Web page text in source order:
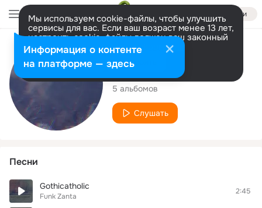
Войти
Мы используем cookie-файлы, чтобы улучшить
сервисы для вас. Если ваш возраст менее 13 лет,
настроить cookie-файлы должен ваш законный
представитель. Больше информации
Разрешить все Настроить
Исполнитель
Funk Zanta
5 альбомов
Слушать
Песни
Gothicatholic
Funk Zanta
2:45
Информация о контенте
на платформе — здесь